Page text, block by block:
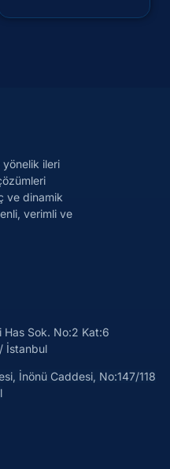
ileri
ve dinamik
verimli ve
Has Sok. No:2 Kat:6
İstanbul
İnönü Caddesi, No:147/118